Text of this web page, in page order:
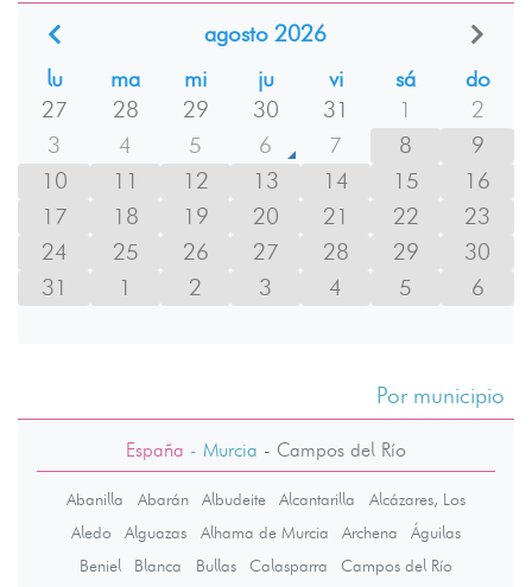
agosto 2026
lu
ma mi ju vi sá
do
27
28 29 30 31 1
2
3
4 5 6 7 8
9
10
11 12 13 14 15
16
17
18 19 20 21 22
23
24
25 26 27 28 29
30
31
1 2 3 4 5 6
Por municipio
España - Murcia - Campos del Río
Abanilla Abarán Albudeite Alcantarilla
Alcázares, Los
Aledo
Alguazas Alhama de Murcia Archena
Águilas
Beniel
Blanca Bullas Calasparra
Campos del Río